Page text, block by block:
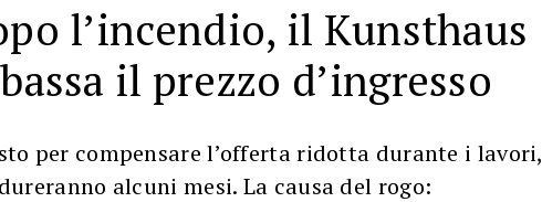
l’incendio, il Kunsthaus
il prezzo d’ingresso
per compensare l’offerta ridotta durante i lavori,
alcuni mesi. La causa del rogo: